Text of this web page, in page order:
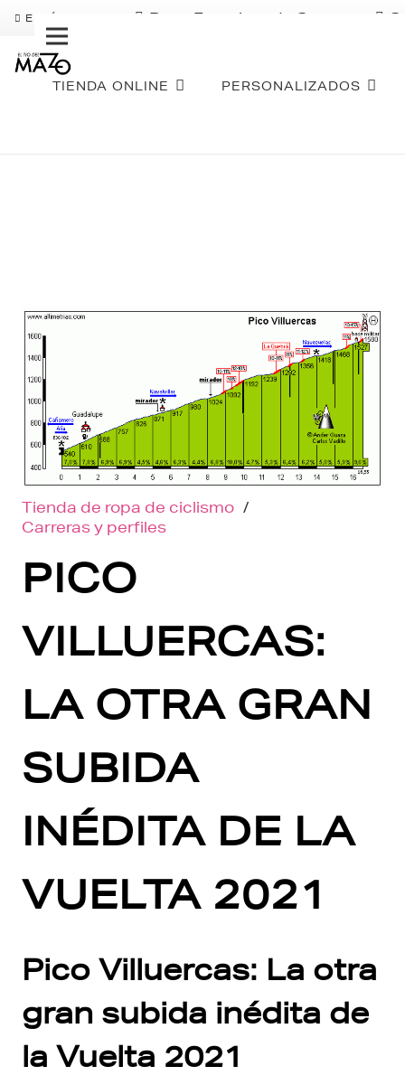
ENVÍO GRATIS Pago Fraccionado Sequra
TIENDA ONLINE PERSONALIZADOS
Tienda de ropa de ciclismo /
Carreras y perfiles
PICO
VILLUERCAS:
LA OTRA GRAN
SUBIDA
INÉDITA DE LA
VUELTA 2021
Pico Villuercas: La otra
gran subida inédita de
la Vuelta 2021